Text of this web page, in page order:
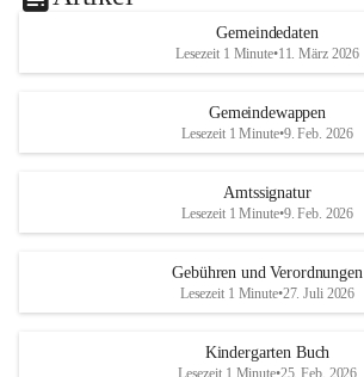
Gemeindedaten
Lesezeit 1 Minute•11. März 2026
Gemeindewappen
Lesezeit 1 Minute•9. Feb. 2026
Amtssignatur
Lesezeit 1 Minute•9. Feb. 2026
Gebühren und Verordnungen
Lesezeit 1 Minute•27. Juli 2026
Kindergarten Buch
Lesezeit 1 Minute•25. Feb. 2026